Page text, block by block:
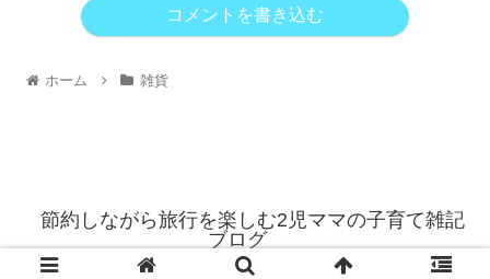
コメントを書き込む
ホーム 雑貨
節約しながら旅行を楽しむ2児ママの子育て雑記
ブログ
© 2021 節約しながら旅行を楽しむ2児ママの子育て雑記ブログ.